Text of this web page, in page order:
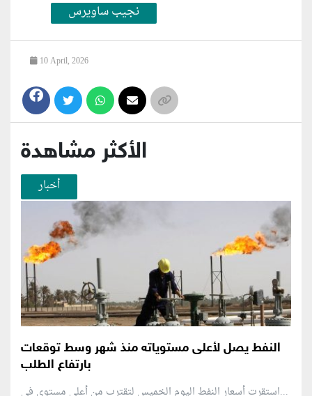
نجيب ساويرس
10 April, 2026
الأكثر مشاهدة
أخبار
النفط يصل لأعلى مستوياته منذ شهر وسط توقعات
بارتفاع الطلب
استقرت أسعار النفط اليوم الخميس لتقترب من أعلى مستوى في...